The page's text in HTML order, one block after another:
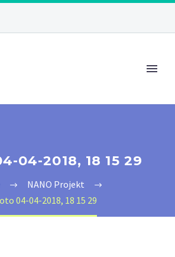
04-2018, 18 15 29
NANO Projekt
04-04-2018, 18 15 29